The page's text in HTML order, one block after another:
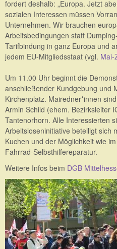
fordert deshalb: „Europa. Jetzt
sozialen Interessen müssen
Unternehmen. Wir brauchen
Arbeitsbedingungen statt
Tarifbindung in ganz Europa und
jedem EU-Mitgliedsstaat (vgl. Mai-
Um 11.00 Uhr beginnt die
anschließender Kundgebung und
Kirchenplatz. Mairedner*innen
Armin Schild (ehem. Bezirksleiter
Tantenorhorn. Alle Interessierten
Arbeitsloseninitiative beteiligt sich
Kuchen und der Möglichkeit wie
Fahrrad-Selbsthilfereparatur.
Weitere Infos beim DGB